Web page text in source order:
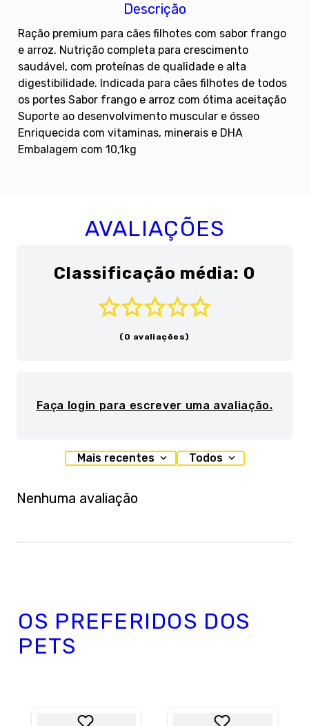
Descrição
Ração premium para cães filhotes com sabor frango
e arroz. Nutrição completa para crescimento
saudável, com proteínas de qualidade e alta
digestibilidade. Indicada para cães filhotes de todos
os portes Sabor frango e arroz com ótima aceitação
Suporte ao desenvolvimento muscular e ósseo
Enriquecida com vitaminas, minerais e DHA
Embalagem com 10,1kg
AVALIAÇÕES
Classificação média: 0
(0 avaliações)
Faça login para escrever uma avaliação.
Mais recentes Todos
Nenhuma avaliação
OS PREFERIDOS DOS
PETS